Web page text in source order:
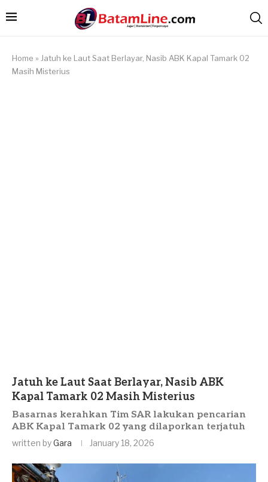
Home » Jatuh ke Laut Saat Berlayar, Nasib ABK Kapal Tamark 02
Masih Misterius
Jatuh ke Laut Saat Berlayar, Nasib ABK
Kapal Tamark 02 Masih Misterius
Basarnas kerahkan Tim SAR lakukan pencarian
ABK Kapal Tamark 02 yang dilaporkan terjatuh
written byGara January 18, 2026